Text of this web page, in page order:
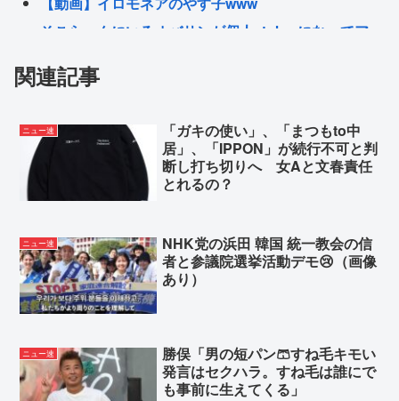
そこらへんにいるオバサンが個人vtuberになってア
【動画】アメリカ人さん、大量のゲイが街中を縦横
日曜劇場「VIVANT」 ほんのりクソドラマ臭が漂う…
『悲報』谷まりあ（24）、イッテQで出川哲朗
（51）と拒否感が近すぎると女性視聴者から批判殺
Powered by livedoor 相互RSS
関連記事
ニュー速
「ガキの使い」、「まつもto中
居」、「IPPON」が続行不可と判
断し打ち切りへ 女Aと文春責任
とれるの？
ニュー速
NHK党の浜田 韓国 統一教会の信
者と参議院選挙活動デモ😢（画像
あり）
ニュー速
勝俣「男の短パン🩳すね毛キモい
発言はセクハラ。すね毛は誰にで
も事前に生えてくる」